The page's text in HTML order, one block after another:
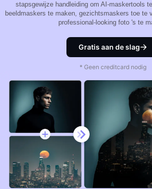
stapsgewijze handleiding om AI-maskertools
beeldmaskers te maken, gezichtsmaskers toe te
professional-looking foto 's te
Gratis aan de slag
* Geen creditcard nodig